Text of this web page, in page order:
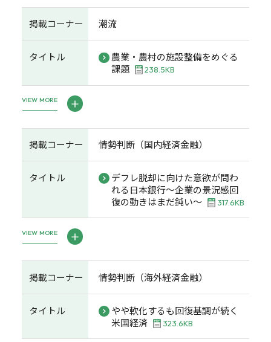
掲載コーナー 潮流
タイトル
農業・農村の施設整備をめぐる
課題
238.5KB
VIEW MORE
掲載コーナー 情勢判断（国内経済金融）
タイトル
デフレ脱却に向けた意欲が問わ
れる日本銀行～企業の景況感回
復の動きはまだ鈍い～
317.6KB
VIEW MORE
掲載コーナー 情勢判断（海外経済金融）
タイトル
やや軟化するも回復基調が続く
米国経済
323.6KB